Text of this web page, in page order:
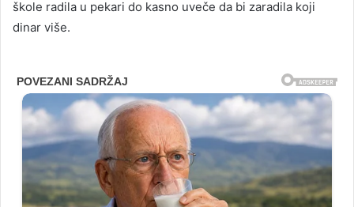
škole radila u pekari do kasno uveče da bi zaradila koji
dinar više.